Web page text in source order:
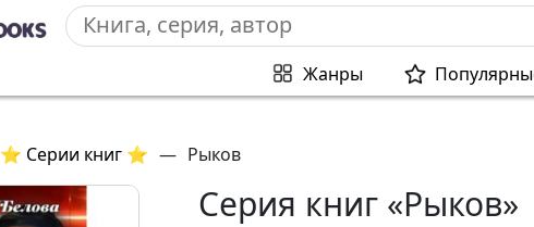
Жанры
⭐ Серии книг ⭐ — Рыков
Серия книг «Рыков»